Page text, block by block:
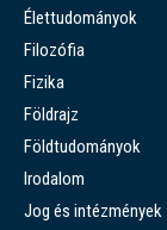
Élettudományok
Filozófia
Fizika
Földrajz
Földtudományok
Irodalom
Jog és intézmények